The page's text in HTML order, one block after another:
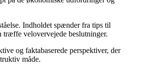
Indholdet spænder fra tips til
velovervejede beslutninger.
og faktabaserede perspektiver, der
måde.